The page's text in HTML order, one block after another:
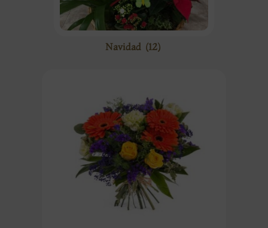
Navidad (12)